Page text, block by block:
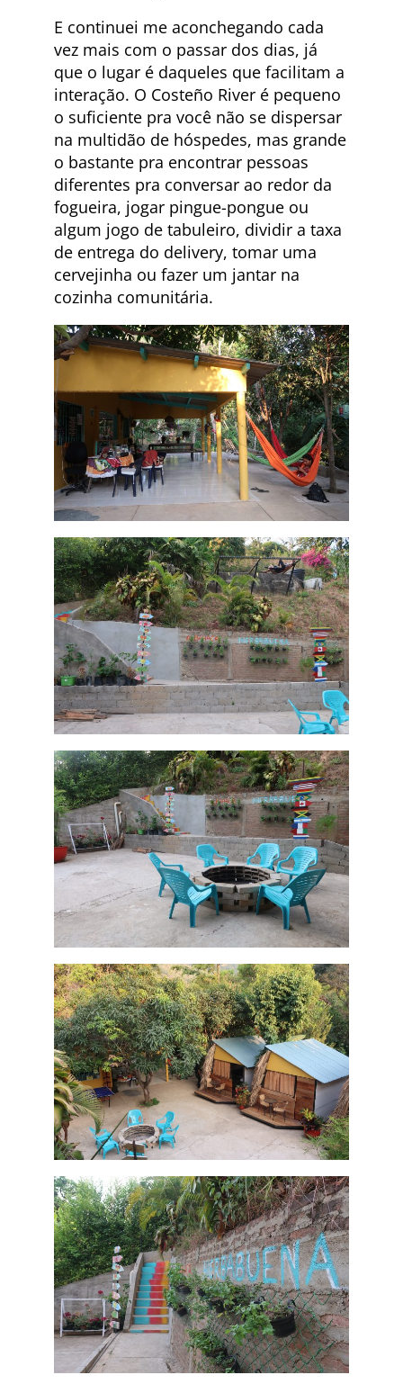
E continuei me aconchegando cada
vez mais com o passar dos dias, já
que o lugar é daqueles que facilitam a
interação. O Costeño River é pequeno
o suficiente pra você não se dispersar
na multidão de hóspedes, mas grande
o bastante pra encontrar pessoas
diferentes pra conversar ao redor da
fogueira, jogar pingue-pongue ou
algum jogo de tabuleiro, dividir a taxa
de entrega do delivery, tomar uma
cervejinha ou fazer um jantar na
cozinha comunitária.